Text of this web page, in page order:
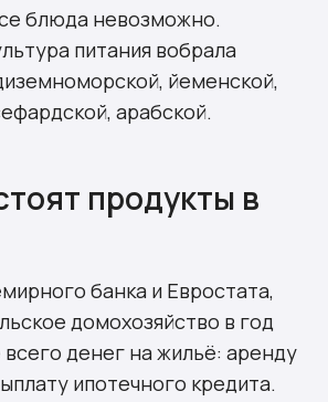
блюда невозможно.
питания вобрала
йеменской,
арабской.
продукты в
банка и Евростата,
домохозяйство в год
денег на жильё: аренду
ипотечного кредита.